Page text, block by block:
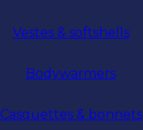
Vestes & softshells
Bodywarmers
Casquettes & bonnets